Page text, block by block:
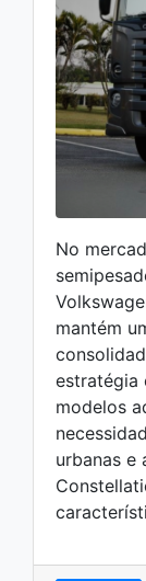
No
mantém
estratégia
modelos
urbanas e